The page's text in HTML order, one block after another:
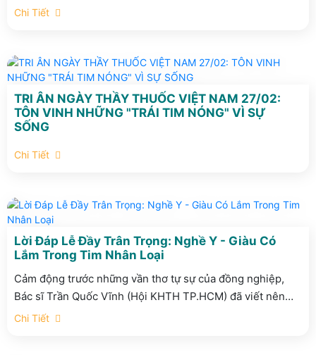
"bóng hồng" dành thời gian chăm sóc bản thân hoặc để
cùng bạn, Phòng khám Đa khoa Quốc tế Yersin tặng bạn
chương trình khuyến mãi đặc biệt với những ưu đãi hấp
dẫn và quà tặng bất ngờ.
Chi Tiết
TRI ÂN NGÀY THẦY THUỐC VIỆT NAM 27/02:
TÔN VINH NHỮNG "TRÁI TIM NÓNG" VÌ SỰ
SỐNG
Chi Tiết
Lời Đáp Lễ Đầy Trân Trọng: Nghề Y - Giàu Có
Lắm Trong Tim Nhân Loại
Cảm động trước những vần thơ tự sự của đồng nghiệp,
Bác sĩ Trần Quốc Vĩnh (Hội KHTH TP.HCM) đã viết nên
bài thơ đáp lễ đầy chân tình nhân dịp kỷ niệm ngày Thầy
Chi Tiết